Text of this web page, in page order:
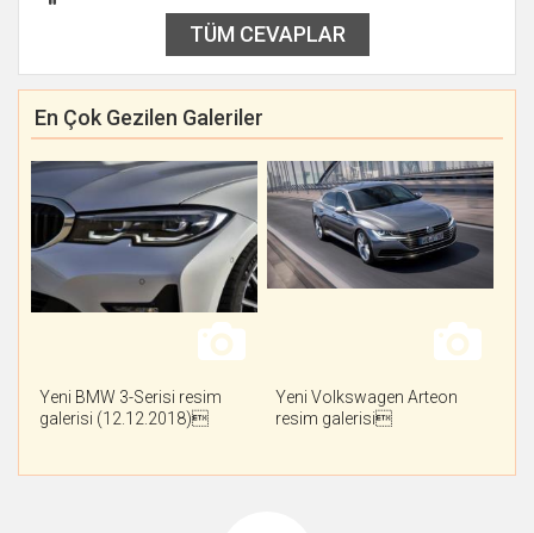
TÜM CEVAPLAR
En Çok Gezilen Galeriler
Yeni BMW 3-Serisi resim
galerisi (12.12.2018)
Yeni Volkswagen Arteon
resim galerisi